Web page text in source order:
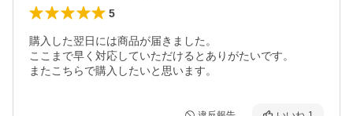
5
購入した翌日には商品が届きました。
ここまで早く対応していただけるとありがたいです。
またこちらで購入したいと思います。